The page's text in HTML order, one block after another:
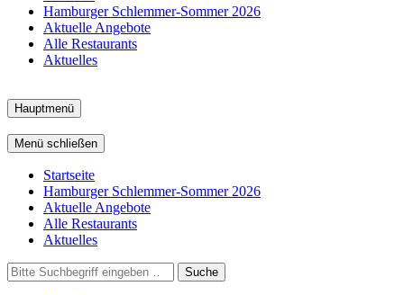
Hamburger Schlemmer-Sommer 2026
Aktuelle Angebote
Alle Restaurants
Aktuelles
Hauptmenü
Menü schließen
Startseite
Hamburger Schlemmer-Sommer 2026
Aktuelle Angebote
Alle Restaurants
Aktuelles
Suche